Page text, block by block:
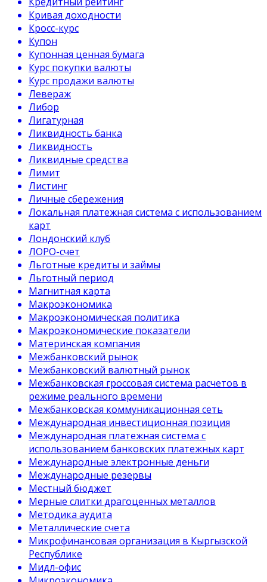
Кривая доходности
Кросс-курс
Купон
Купонная ценная бумага
Курс покупки валюты
Курс продажи валюты
Левераж
Либор
Лигатурная
Ликвидность банка
Ликвидность
Ликвидные средства
Лимит
Листинг
Личные сбережения
Локальная платежная система с использованием
карт
Лондонский клуб
ЛОРО-счет
Льготные кредиты и займы
Льготный период
Магнитная карта
Макроэкономика
Макроэкономическая политика
Макроэкономические показатели
Материнская компания
Межбанковский рынок
Межбанковский валютный рынок
Межбанковская гроссовая система расчетов в
режиме реального времени
Межбанковская коммуникационная сеть
Международная инвестиционная позиция
Международная платежная система с
использованием банковских платежных карт
Международные электронные деньги
Международные резервы
Местный бюджет
Мерные слитки драгоценных металлов
Методика аудита
Металлические счета
Микрофинансовая организация в Кыргызской
Республике
Мидл-офис